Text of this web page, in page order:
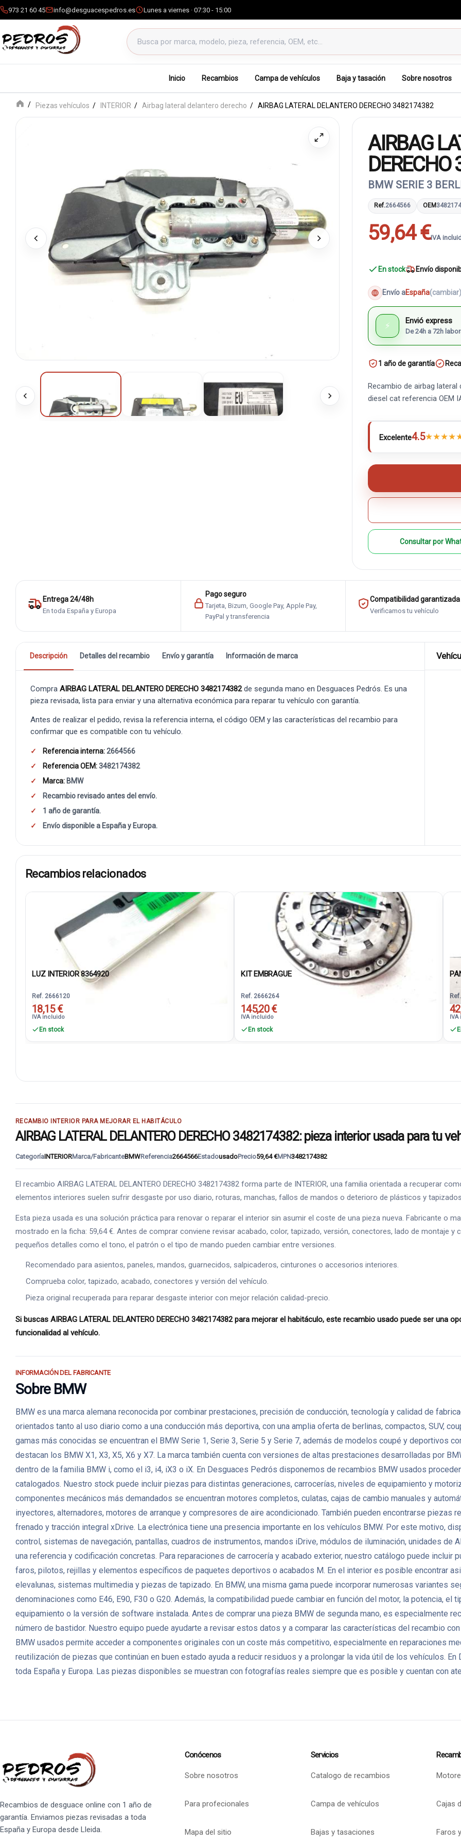
973 21 60 45 info@desguacespedros.es Lunes a viernes · 07:30 - 15:00
Buscar productos
Inicio Recambios Campa de vehículos Baja y tasación Sobre nosotros
Piezas vehículos INTERIOR Airbag lateral delantero derecho AIRBAG LATERAL DELANTERO DERECHO 3482174382
AIRBAG
BMW SERIE 3
Ref.2664566 OEM
59,64 €IVA
En stock Envío
Envío aEspaña(cambiar)
⚡ Envió express
De 24h a 72h
1 año de garantía
Recambio de airbag
diesel cat referencia OEM
Excelente4.5★★★★
Consultar por
Entrega 24/48h
En toda España y Europa
Pago seguro
Tarjeta, Bizum, Google Pay, Apple Pay,
PayPal y transferencia
Compatibilidad garantizada
Verificamos tu vehículo
Descripción Detalles del recambio Envío y garantía Información de marca
Compra AIRBAG LATERAL DELANTERO DERECHO 3482174382de segunda mano en Desguaces Pedrós. Es una
pieza revisada, lista para enviar y una alternativa económica para reparar tu vehículo con garantía.
Antes de realizar el pedido, revisa la referencia interna, el código OEM y las características del recambio para
confirmar que es compatible con tu vehículo.
Referencia interna:2664566
Referencia OEM:3482174382
Marca: BMW
Recambio revisado antes del envío.
1 año de garantía.
Envío disponible a España y Europa.
Recambios relacionados
LUZ INTERIOR 8364920
Ref. 2666120
18,15 €
IVA incluido
En stock
KIT EMBRAGUE
Ref. 2666264
145,20 €
IVA incluido
En stock
RECAMBIO INTERIOR PARA MEJORAR EL HABITÁCULO
AIRBAG LATERAL DELANTERO DERECHO 3482174382: pieza interior usada para tu
CategoríaINTERIORMarca/FabricanteBMWReferencia2664566EstadousadoPrecio59,64 €MPN3482174382
El recambio AIRBAG LATERAL DELANTERO DERECHO 3482174382 forma parte de INTERIOR, una familia orientada a recuperar
elementos interiores suelen sufrir desgaste por uso diario, roturas, manchas, fallos de mandos o deterioro de plásticos y tapizados.
Esta pieza usada es una solución práctica para renovar o reparar el interior sin asumir el coste de una pieza nueva. Fabricante o
mostrado en la ficha: 59,64 €. Antes de comprar conviene revisar acabado, color, tapizado, versión, conectores, lado de montaje y
pequeños detalles como el tono, el patrón o el tipo de mando pueden cambiar entre versiones.
Recomendado para asientos, paneles, mandos, guarnecidos, salpicaderos, cinturones o accesorios interiores.
Comprueba color, tapizado, acabado, conectores y versión del vehículo.
Pieza original recuperada para reparar desgaste interior con mejor relación calidad-precio.
Si buscas AIRBAG LATERAL DELANTERO DERECHO 3482174382 para mejorar el habitáculo, este recambio usado puede ser
funcionalidad al vehículo.
INFORMACIÓN DEL FABRICANTE
Sobre BMW
BMW es una marca alemana reconocida por combinar prestaciones, precisión de conducción, tecnología y calidad de
orientados tanto al uso diario como a una conducción más deportiva, con una amplia oferta de berlinas, compactos, SUV,
gamas más conocidas se encuentran el BMW Serie 1, Serie 3, Serie 5 y Serie 7, además de modelos coupé y deportivos
destacan los BMW X1, X3, X5, X6 y X7. La marca también cuenta con versiones de altas prestaciones desarrolladas por
dentro de la familia BMW i, como el i3, i4, iX3 o iX. En Desguaces Pedrós disponemos de recambios BMW usados
catalogados. Nuestro stock puede incluir piezas para distintas generaciones, carrocerías, niveles de equipamiento y
componentes mecánicos más demandados se encuentran motores completos, culatas, cajas de cambio manuales y
inyectores, alternadores, motores de arranque y compresores de aire acondicionado. También pueden encontrarse piezas
frenado y tracción integral xDrive. La electrónica tiene una presencia importante en los vehículos BMW. Por este motivo,
control, sistemas de navegación, pantallas, cuadros de instrumentos, mandos iDrive, módulos de iluminación, unidades de
una referencia y codificación concretas. Para reparaciones de carrocería y acabado exterior, nuestro catálogo puede incluir
faros, pilotos, rejillas y elementos específicos de paquetes deportivos o acabados M. En el interior es posible encontrar
elevalunas, sistemas multimedia y piezas de tapizado. En BMW, una misma gama puede incorporar numerosas variantes
denominaciones como E46, E90, F30 o G20. Además, la compatibilidad puede cambiar en función del motor, la potencia, el
equipamiento o la versión de software instalada. Antes de comprar una pieza BMW de segunda mano, es especialmente
número de bastidor. Nuestro equipo puede ayudarte a revisar estos datos y a comparar las características del recambio
BMW usados permite acceder a componentes originales con un coste más competitivo, especialmente en reparaciones
reutilización de piezas que continúan en buen estado ayuda a reducir residuos y a prolongar la vida útil de los vehículos.
toda España y Europa. Las piezas disponibles se muestran con fotografías reales siempre que es posible y cuentan con
Recambios de desguace online con 1 año de
garantía. Enviamos piezas revisadas a toda
España y Europa desde Lleida.
Conócenos
Sobre nosotros
Para profecionales
Mapa del sitio
Servicios
Catalogo de recambios
Campa de vehículos
Bajas y tasaciones
Cajas
Faros